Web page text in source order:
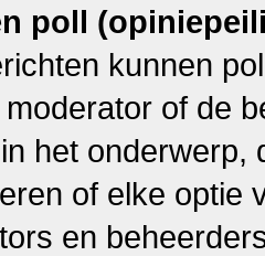
poll
kunnen
of de
het onderwerp,
of elke optie
en